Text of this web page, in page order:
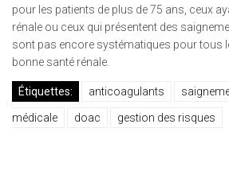
pour les patients de plus de 75 ans, ceux
rénale ou ceux qui présentent des
sont pas encore systématiques pour tous
bonne santé rénale.
Étiquettes: anticoagulants
médicale doac gestion des risques